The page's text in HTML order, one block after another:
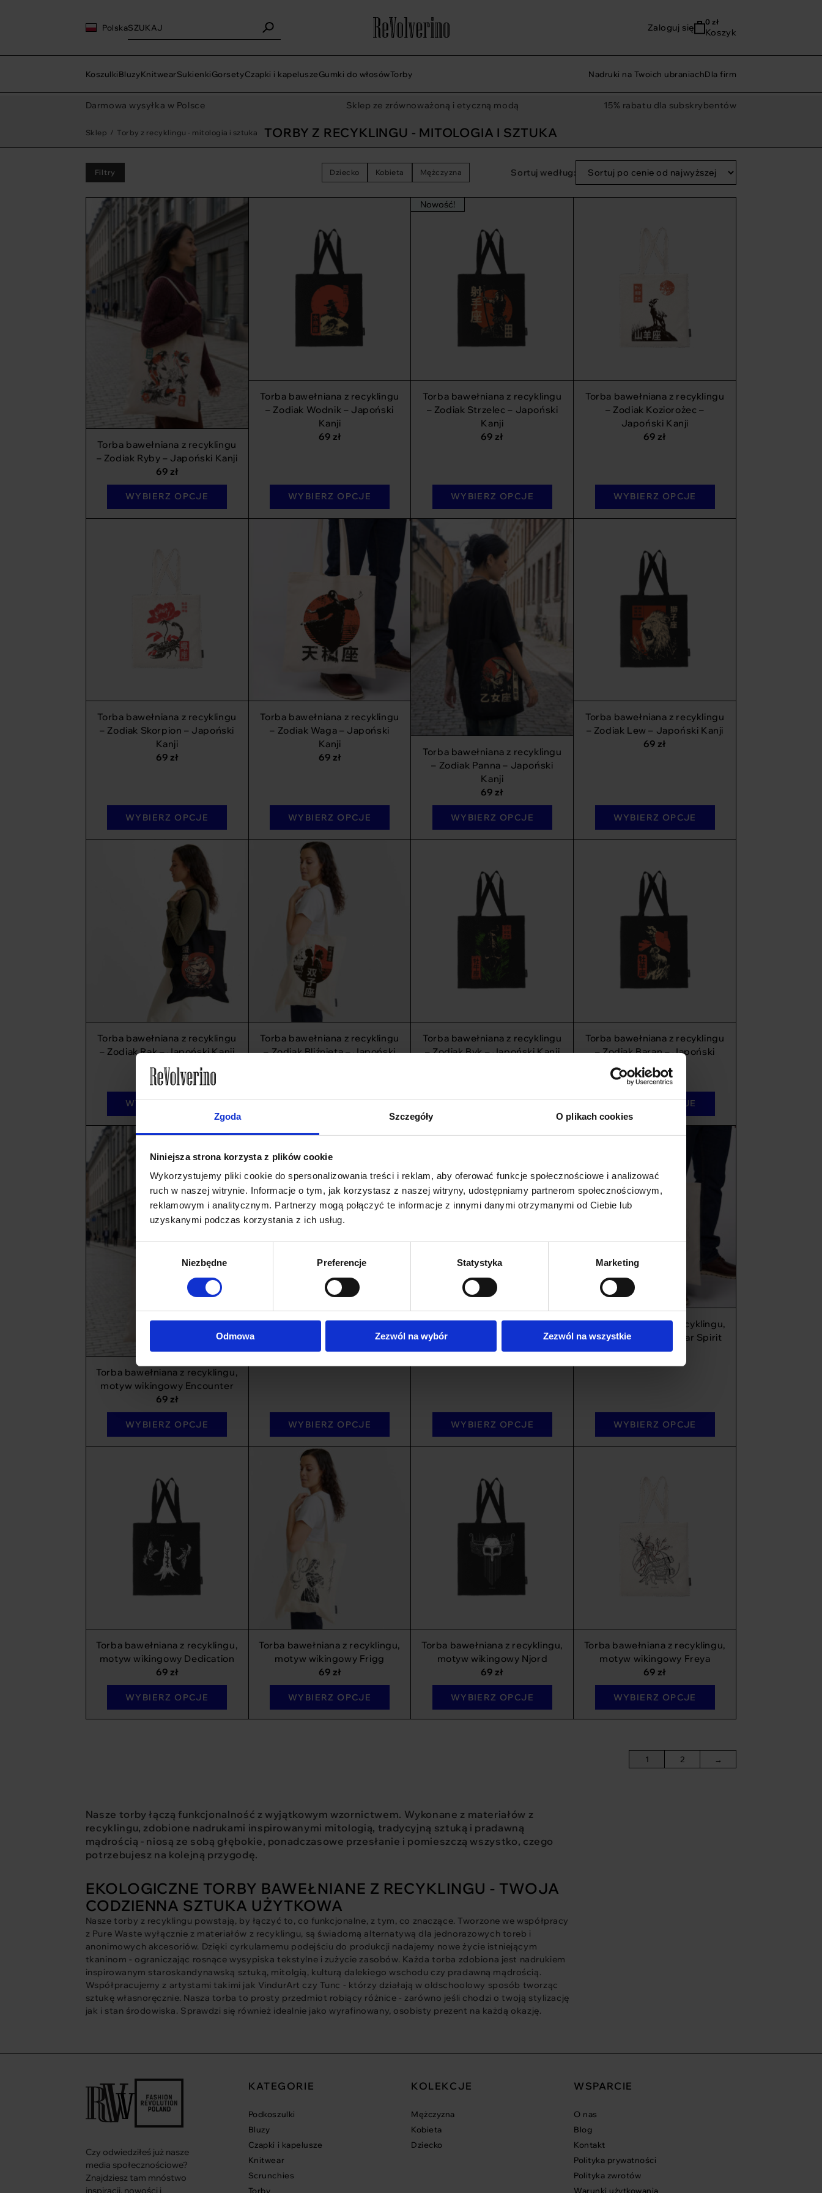
Zgoda Szczegóły O plikach cookies
Niniejsza strona korzysta z plików cookie
Wykorzystujemy pliki cookie do spersonalizowania treści i reklam, aby oferować funkcje społecznościowe i analizować
ruch w naszej witrynie. Informacje o tym, jak korzystasz z naszej witryny, udostępniamy partnerom społecznościowym,
reklamowym i analitycznym. Partnerzy mogą połączyć te informacje z innymi danymi otrzymanymi od Ciebie lub
uzyskanymi podczas korzystania z ich usług.
Wybór
Niezbędne Preferencje Statystyka Marketing
Odmowa Zezwól na wybór Zezwól na wszystkie
Polska Zaloguj się
0 zł
Koszyk
KoszulkiBluzyKnitwearSukienkiGorsetyCzapki i kapeluszeGumki do włosówTorby Nadruki na Twoich ubraniachDla firm
Darmowa wysyłka w Polsce Sklep ze zrównoważoną i etyczną modą 15% rabatu dla subskrybentów
Sklep / Torby z recyklingu - mitologia i sztuka TORBY Z RECYKLINGU - MITOLOGIA I SZTUKA
Filtry Dziecko Kobieta Mężczyzna Sortuj według:
Torba bawełniana z recyklingu
– Zodiak Ryby – Japoński Kanji
69 zł
WYBIERZ OPCJE
Torba bawełniana z recyklingu
– Zodiak Wodnik – Japoński
Kanji
69 zł
WYBIERZ OPCJE
Nowość!
Torba bawełniana z recyklingu
– Zodiak Strzelec – Japoński
Kanji
69 zł
WYBIERZ OPCJE
Torba bawełniana z recyklingu
– Zodiak Koziorożec –
Japoński Kanji
69 zł
WYBIERZ OPCJE
Torba bawełniana z recyklingu
– Zodiak Skorpion – Japoński
Kanji
69 zł
WYBIERZ OPCJE
Torba bawełniana z recyklingu
– Zodiak Waga – Japoński
Kanji
69 zł
WYBIERZ OPCJE
Torba bawełniana z recyklingu
– Zodiak Panna – Japoński
Kanji
69zł
WYBIERZ OPCJE
Torba bawełniana z recyklingu
– Zodiak Lew – Japoński Kanji
69zł
WYBIERZ OPCJE
Torba bawełniana z recyklingu
– Zodiak Rak – Japoński Kanji
69zł
WYBIERZ OPCJE
Torba bawełniana z recyklingu
– Zodiak Bliźnięta – Japoński
WYBIERZ OPCJE
Torba bawełniana z recyklingu
– Zodiak Byk – Japoński Kanji
WYBIERZ OPCJE
Torba bawełniana z recyklingu
– Zodiak Baran – Japoński
Kanji
69zł
WYBIERZ OPCJE
Torba bawełniana z recyklingu,
motyw wikingowy Encounter
69 zł
WYBIERZ OPCJE
Torba bawełniana Revolverino
69zł
WYBIERZ OPCJE
Torba bawełniana z recyklingu,
motyw wikingowy Rebirth
69zł
WYBIERZ OPCJE
Torba bawełniana z recyklingu,
motyw wikingowy Bear Spirit
69zł
WYBIERZ OPCJE
Torba bawełniana z recyklingu,
motyw wikingowy Dedication
69 zł
WYBIERZ OPCJE
Torba bawełniana z recyklingu,
motyw wikingowy Frigg
69 zł
WYBIERZ OPCJE
Torba bawełniana z recyklingu,
motyw wikingowy Njord
69zł
WYBIERZ OPCJE
Torba bawełniana z recyklingu,
motyw wikingowy Freya
69zł
WYBIERZ OPCJE
1 2 →
Nasze torby łączą funkcjonalność z wyjątkowym wzornictwem. Wykonane z materiałów z
recyklingu, zdobione nadrukami inspirowanymi mitologią, tradycyjną sztuką i pradawną
mądrością - niosą ze sobą głębokie, ponadczasowe przesłanie i pomieszczą wszystko, czego
potrzebujesz na kolejną przygodę.
EKOLOGICZNE TORBY BAWEŁNIANE Z RECYKLINGU - TWOJA
CODZIENNA SZTUKA UŻYTKOWA
Nasze torby z recyklingu powstają, by łączyć to, co funkcjonalne, z tym, co znaczące. Tworzone we współpracy
z Pure Waste wyłącznie z materiałów z recyklingu, są świadomą alternatywą dla jednorazowych toreb i
anonimowych akcesoriów. Dzięki cyrkularnemu podejściu do produkcji nadajemy nowe życie istniejącym
tkaninom - ograniczając rosnące wysypiska tekstylne i zużycie zasobów. Każda torba zdobiona jest nadrukiem
inspirowanym staroskandynawską sztuką, mitolgią, kulturą dalekiego wschodu czy pradawną mądrością.
Współpracujemy z artystami takimi jak VindurArt czy Tunc - którzy działają w oldschoolowy sposób tworząc
sztukę własnoręcznie. Nasza torba to prosty przedmiot robiący różnice - zarówno jeśli chodzi o twoją stylizację
jak i stan środowiska. Sprawdzi się również idealnie jako wyrafinowany, osobisty prezent na każdą okazję.
Czy odwiedziłeś już nasze
media społecznościowe?
Znajdziesz tam mnóstwo
inspiracji, nowości i
KATEGORIE
Podkoszulki
Bluzy
Czapki i kapelusze
Knitwear
Scrunchies
Torby
KOLEKCJE
Mężczyzna
Kobieta
Dziecko
WSPARCIE
O nas
Blog
Kontakt
Polityka prywatności
Polityka zwrotów
Warunki użytkowania